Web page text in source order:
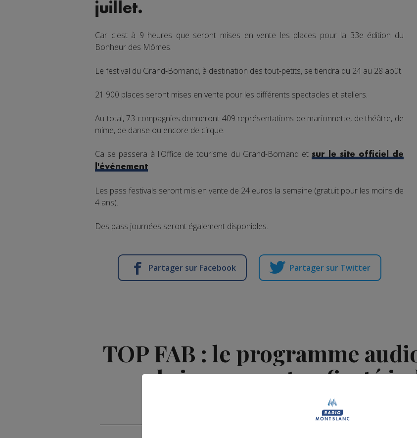
juillet.
Car c'est à 9 heures que seront mises en vente les places pour la 33e édition du
Bonheur des Mômes.
Le festival du Grand-Bornand, à destination des tout-petits, se tiendra du 24 au 28 août.
21 900 places seront mises en vente pour les différents spectacles et ateliers.
Au total, 73 compagnies donneront 409 représentations de marionnette, de théâtre, de
mime, de danse ou encore de cirque.
Ca se passera à l'Office de tourisme du Grand-Bornand et sur le site officiel de
l'événement.
Les pass festivals seront mis en vente de 24 euros la semaine (gratuit pour les moins de
4 ans).
Des pass journées seront également disponibles.
Partager sur Facebook Partager sur Twitter
TOP FAB : le programme
la jeunesse et sa fierté
Mis à jour le 3 septembre 2025 à